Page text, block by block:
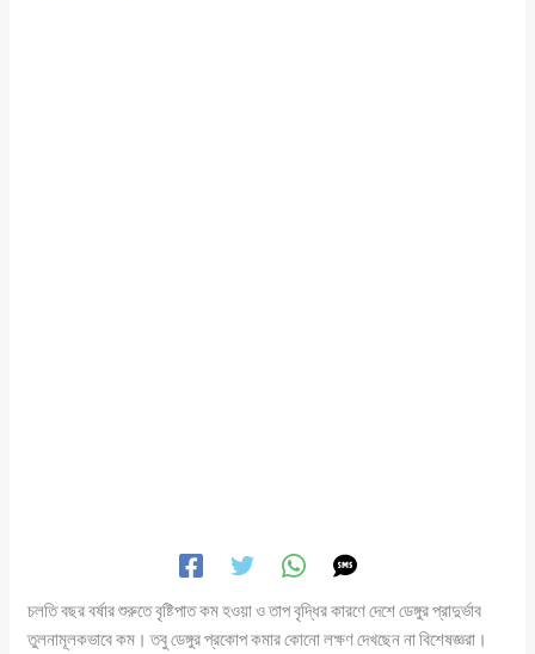
চলতি বছর বর্ষার শুরুতে বৃষ্টিপাত কম হওয়া ও তাপ বৃদ্ধির কারণে দেশে ডেঙ্গুর প্রাদুর্ভাব
তুলনামূলকভাবে কম। তবু ডেঙ্গুর প্রকোপ কমার কোনো লক্ষণ দেখছেন না বিশেষজ্ঞরা।